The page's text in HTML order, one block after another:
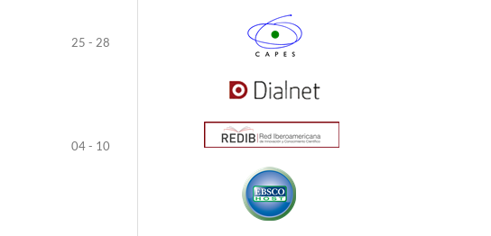
25 - 28
04 - 10